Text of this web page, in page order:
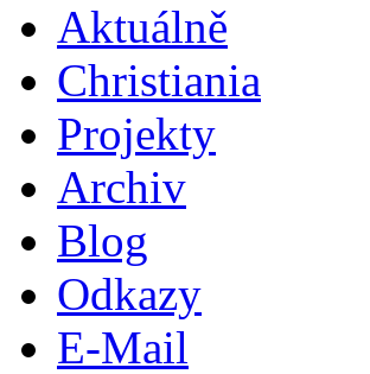
Aktuálně
Christiania
Projekty
Archiv
Blog
Odkazy
E-Mail